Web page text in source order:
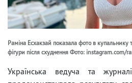
Раміна Есхакзай показала фото в купальнику
фігури після схуднення Фото: instagram.com/
Українська ведуча та